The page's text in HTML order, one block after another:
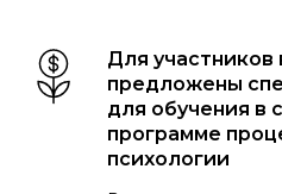
Для участников
предложены
для обучения в
программе
психологии